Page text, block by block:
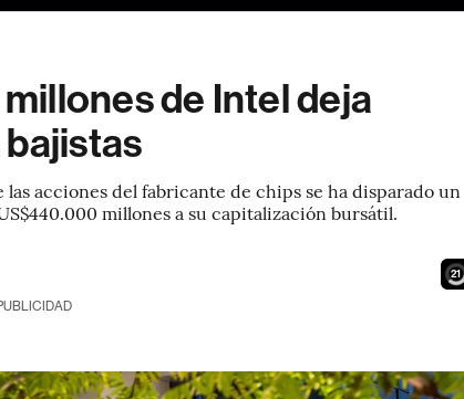
de Intel deja
acciones del fabricante de chips se ha disparado un
millones a su capitalización bursátil.
20